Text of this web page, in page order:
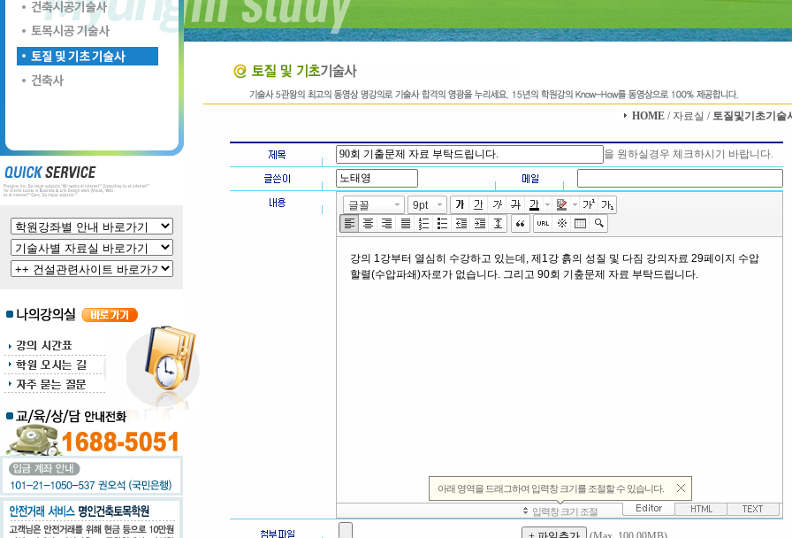
HOME / 자료실 / 토질및기초기술
을 원하실경우 체크하시기 바랍니다.